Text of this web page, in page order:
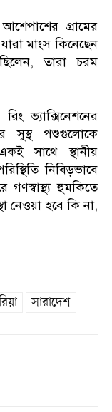
গ্রামের
মাংস কিনেছেন
তারা চরম
ভ্যাক্সিনেশনের
সুস্থ পশুগুলোকে
সাথে স্থানীয়
নিবিড়ভাবে
হুমকিতে
নেওয়া হবে কি না,
সারাদেশ